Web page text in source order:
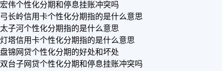
宏伟个性化分期和停息挂账冲突吗
弓长岭信用卡个性化分期指的是什么意思
太子河个性化分期指的是什么意思
灯塔信用卡个性化分期指的是什么意思
盘锦网贷个性化分期的好处和坏处
双台子网贷个性化分期和停息挂账冲突吗